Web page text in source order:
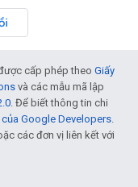
cấp phép theo Giấy
và các mẫu mã lập
. Để biết thông tin chi
Google Developers.
các đơn vị liên kết với